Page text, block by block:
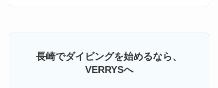
長崎でダイビングを始めるなら、
VERRYSへ